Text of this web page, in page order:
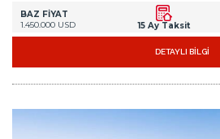
BAZ FİYAT
1.450.000 USD
15 Ay Taksit
DETAYLI BİLGİ